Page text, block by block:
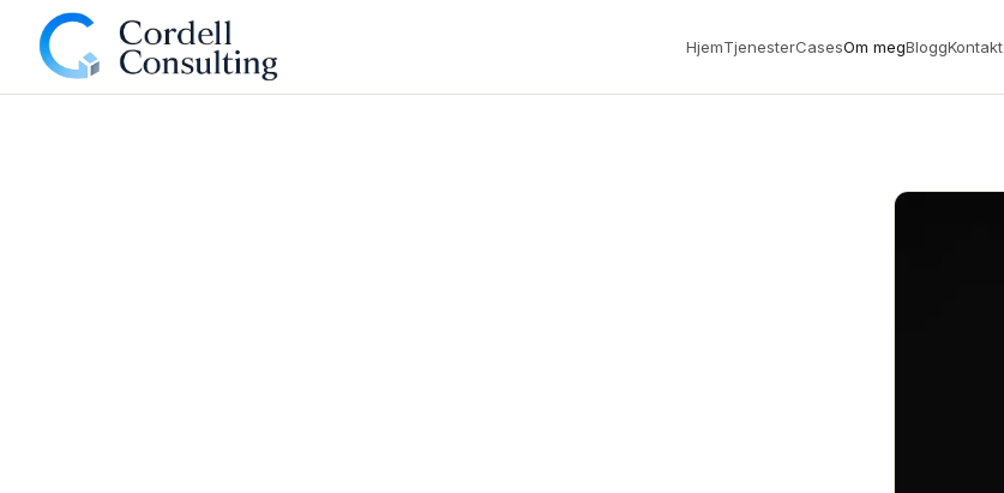
HjemTjenesterCasesOm megBloggKontakt